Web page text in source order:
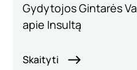
Gydytojos Gintarės
apie Insultą
Skaityti